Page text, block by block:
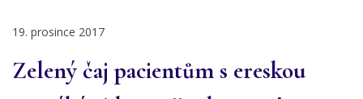
19. prosince 2017
Zelený čaj pacientům s ereskou